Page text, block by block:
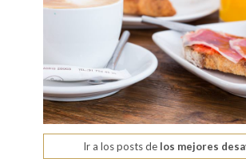
Ir a los posts delos mejores